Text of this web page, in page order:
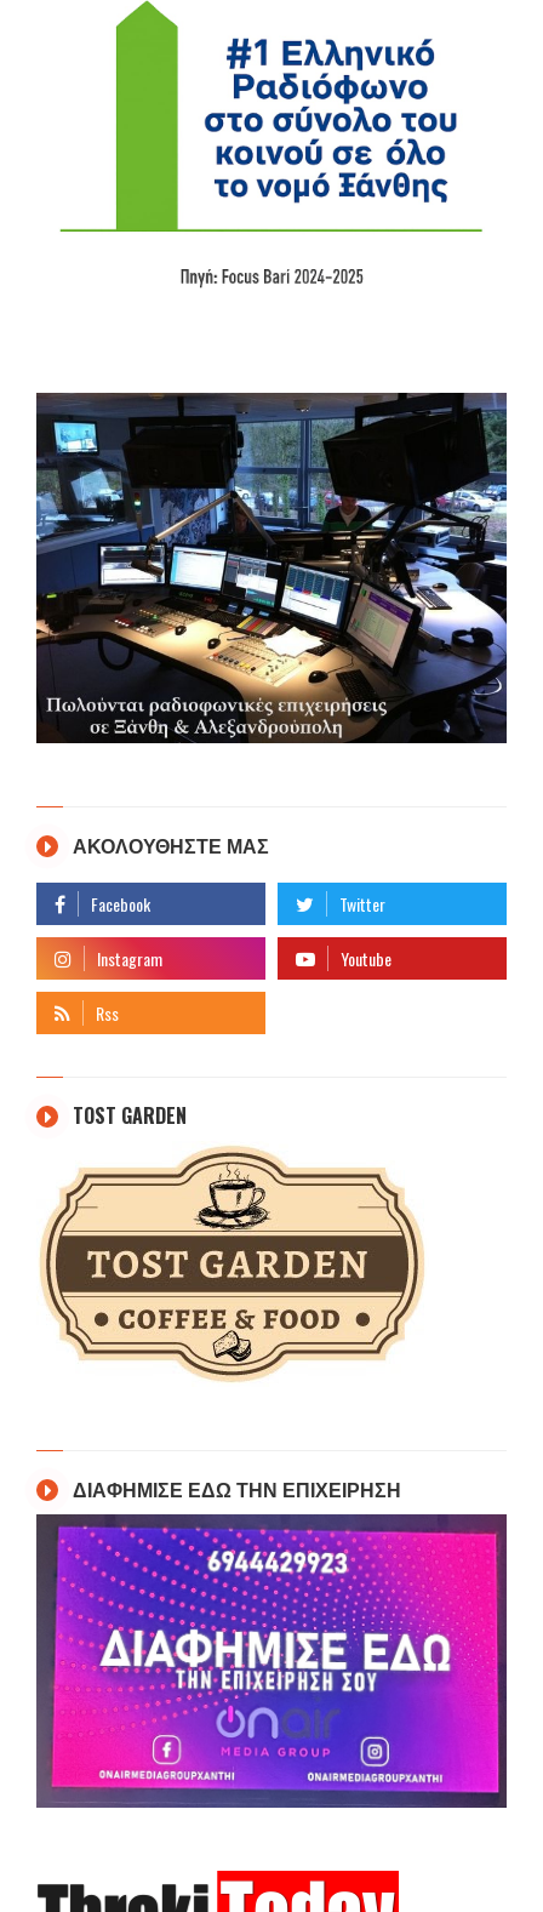
ΑΚΟΛΟΥΘΗΣΤΕ ΜΑΣ
TOST GARDEN
ΔΙΑΦΗΜΙΣΕ ΕΔΩ ΤΗΝ ΕΠΙΧΕΙΡΗΣΗ